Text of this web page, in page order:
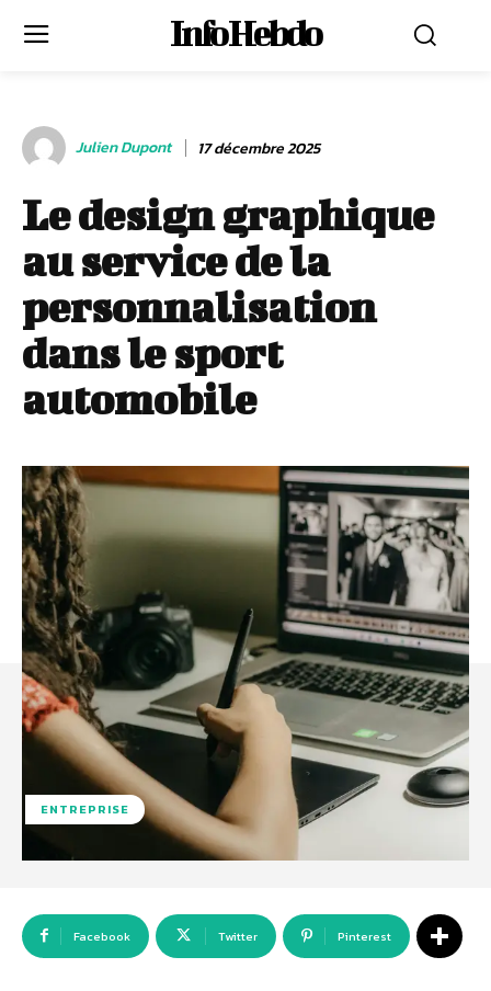
Info Hebdo
Julien Dupont 17 décembre 2025
Le design graphique
au service de la
personnalisation
dans le sport
automobile
ENTREPRISE
Facebook Twitter Pinterest